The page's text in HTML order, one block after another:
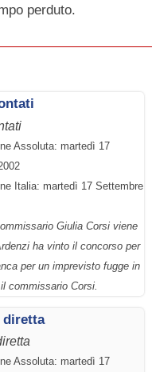
perduto.
Assoluta: martedì 17
Italia: martedì 17 Settembre
Giulia Corsi viene
ha vinto il concorso per
per un imprevisto fugge in
commissario Corsi.
diretta
Assoluta: martedì 17